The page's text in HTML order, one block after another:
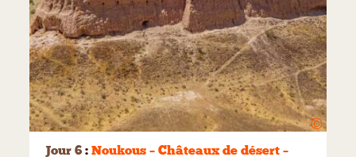
©
Jour 6 : Noukous – Châteaux de désert –